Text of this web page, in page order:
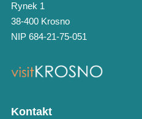
Rynek 1
38-400 Krosno
NIP 684-21-75-051
Kontakt